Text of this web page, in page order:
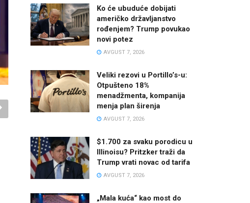
Ko će ubuduće dobijati
američko državljanstvo
rođenjem? Trump povukao
novi potez
AVGUST 7, 2026
Veliki rezovi u Portillo’s-u:
Otpušteno 18%
menadžmenta, kompanija
menja plan širenja
AVGUST 7, 2026
$1.700 za svaku porodicu u
Illinoisu? Pritzker traži da
Trump vrati novac od tarifa
AVGUST 7, 2026
„Mala kuća“ kao most do